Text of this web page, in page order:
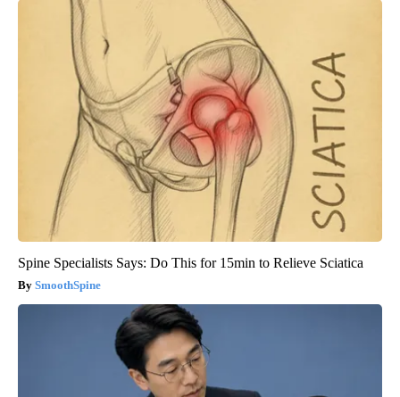
Spine Specialists Says: Do This for 15min to Relieve Sciatica
SmoothSpine